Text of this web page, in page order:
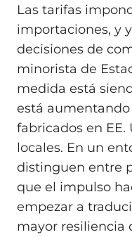
Las tarifas
importaciones, y
decisiones de
minorista de
medida está
está
fabricados en EE.
locales. En un
distinguen entre
que el impulso
empezar a
mayor resiliencia